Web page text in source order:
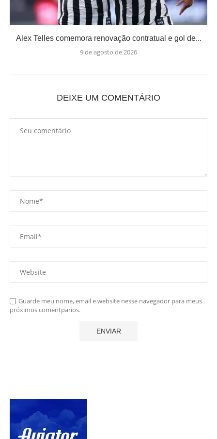
Alex Telles comemora renovação contratual e gol de...
9 de agosto de 2026
DEIXE UM COMENTÁRIO
Guarde meu nome, email e website nesse navegador para meus
próximos comentparios.